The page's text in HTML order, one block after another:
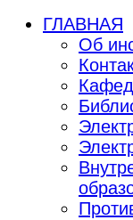
ГЛАВНАЯ
Об